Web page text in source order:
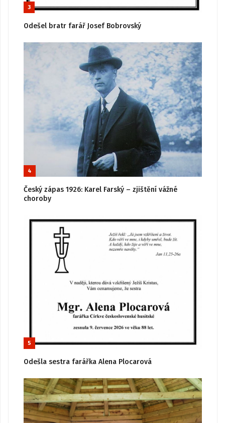
3
Odešel bratr farář Josef Bobrovský
4
Český zápas 1926: Karel Farský – zjištění vážné
choroby
5
Odešla sestra farářka Alena Plocarová